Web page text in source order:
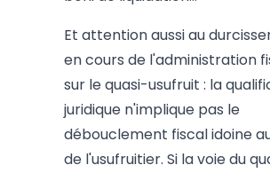
Et attention aussi au
en cours de l'administration
sur le quasi-usufruit : la
juridique n'implique pas le
débouclement fiscal idoine
de l'usufruitier. Si la voie du